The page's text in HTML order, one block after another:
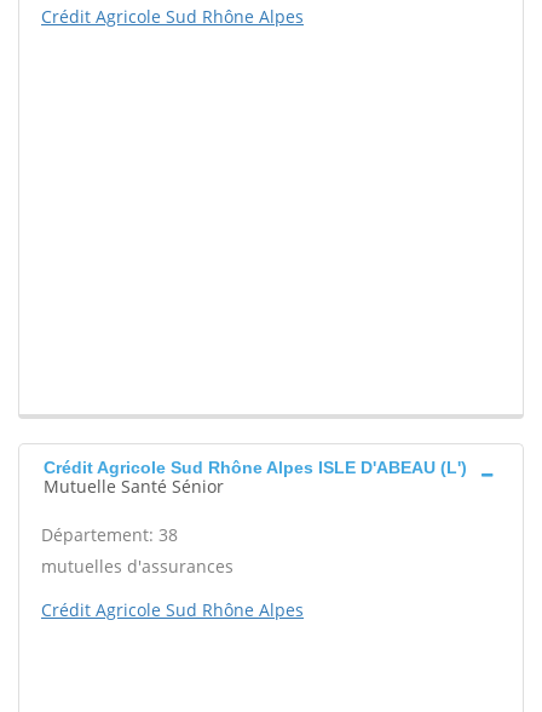
Crédit Agricole Sud Rhône Alpes
Crédit Agricole Sud Rhône Alpes ISLE D'ABEAU (L')
Mutuelle Santé Sénior
Département: 38
mutuelles d'assurances
Crédit Agricole Sud Rhône Alpes